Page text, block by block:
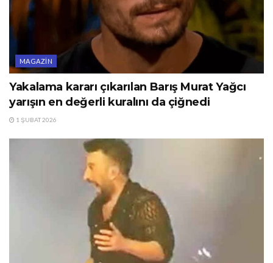
MAGAZIN
Yakalama kararı çıkarılan Barış Murat Yağcı
yarışın en değerli kuralını da çiğnedi
1 ŞUBAT 2026